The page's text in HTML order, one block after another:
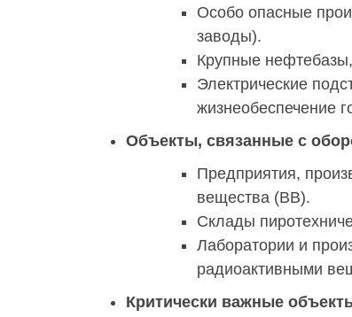
Особо опасные
заводы).
Крупные
Электрические
жизнеобеспечение
Объекты, связанные с
Предприятия,
вещества (ВВ).
Склады
Лаборатории и
радиоактивными
Критически важные